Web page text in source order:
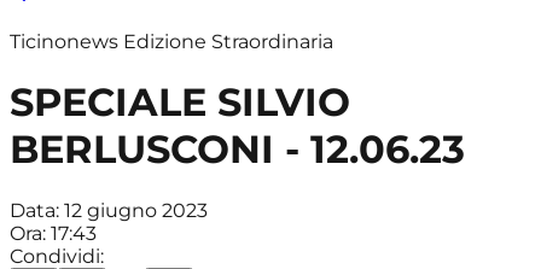
Ticinonews Edizione Straordinaria
SPECIALE SILVIO
BERLUSCONI - 12.06.23
Data: 12 giugno 2023
Ora: 17:43
Condividi: